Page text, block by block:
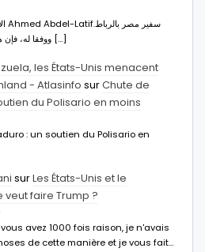
ووفقا له، فإن هذا الإجراء يهدف إلى […]
les États-Unis menacent
- Atlasinfo surChute de
du Polisario en moins
: un soutien du Polisario en
surLes États-Unis et le
veut faire Trump ?
avez 1000 fois raison, je n'avais
de cette manière et je vous fait…